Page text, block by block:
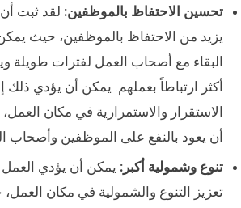
تحسين الاحتفاظ بالموظفين: لقد ثبت
يزيد من الاحتفاظ بالموظفين، حيث
البقاء مع أصحاب العمل لفترات طويلة
أكثر ارتباطاً بعملهم. يمكن أن يؤدي ذلك
الاستقرار والاستمرارية في مكان
أن يعود بالنفع على الموظفين وأصحاب
تنوع وشمولية أكبر: يمكن أن يؤدي
تعزيز التنوع والشمولية في مكان